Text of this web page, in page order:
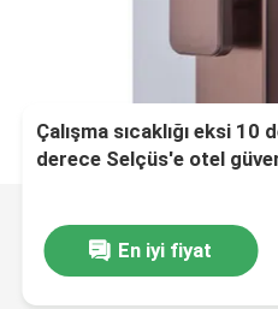
Çalışma sıcaklığı eksi
derece Selçüs'e otel
En iyi fiyat